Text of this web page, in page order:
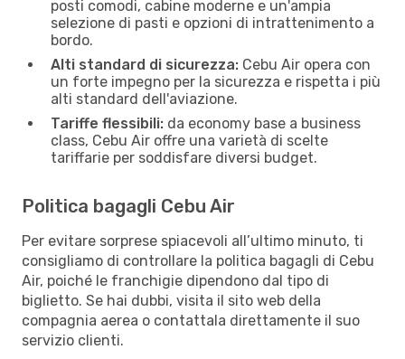
posti comodi, cabine moderne e un'ampia
selezione di pasti e opzioni di intrattenimento a
bordo.
Alti standard di sicurezza: Cebu Air opera con
un forte impegno per la sicurezza e rispetta i più
alti standard dell'aviazione.
Tariffe flessibili: da economy base a business
class, Cebu Air offre una varietà di scelte
tariffarie per soddisfare diversi budget.
Politica bagagli Cebu Air
Per evitare sorprese spiacevoli all’ultimo minuto, ti
consigliamo di controllare la politica bagagli di Cebu
Air, poiché le franchigie dipendono dal tipo di
biglietto. Se hai dubbi, visita il sito web della
compagnia aerea o contattala direttamente il suo
servizio clienti.